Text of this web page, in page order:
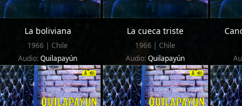
La boliviana
1966 | Chile
Audio:Quilapayún
La cueca triste
1966 | Chile
Audio:Quilapayún